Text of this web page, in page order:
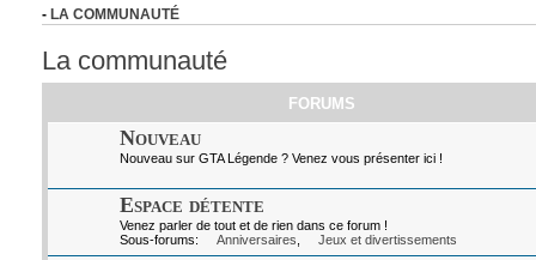
- LA COMMUNAUTÉ
La communauté
FORUMS
Nouveau
Nouveau sur GTA Légende ? Venez vous présenter ici !
Espace détente
Venez parler de tout et de rien dans ce forum !
Sous-forums:
Anniversaires, Jeux et divertissements